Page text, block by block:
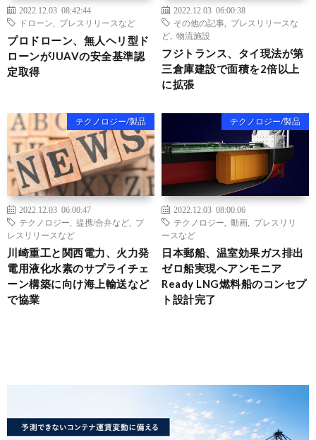
2022.12.03 08:42:44
ドローン
プレスリリースなど
プロドローン、無人ヘリ型ド
ローンがJUAVの安全基準認
定取得
2022.12.03 06:00:38
その他の記事
プレスリリースな
ど
物流施設
フジトランス、タイ現法が第
三倉庫建設で面積を2倍以上
に拡張
テクノロジー/製品
2022.12.03 06:00:47
テクノロジー
提携/合弁など
プ
レスリリースなど
川崎重工と関西電力、火力発
電用液化水素のサプライチェ
ーン構築に向け海上輸送など
で協業
テクノロジー/製品
2022.12.03 08:00:06
テクノロジー
動画
プレスリリ
ースなど
日本郵船、温室効果ガス排出
ゼロ船実現へアンモニア
Ready LNG燃料船のコンセプ
ト設計完了